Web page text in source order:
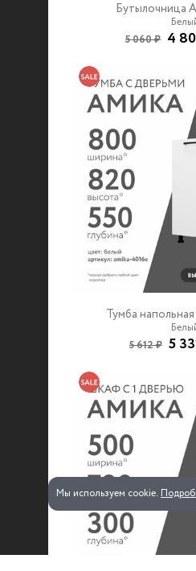
Мы используем cookie.
Бутылочница
5 060 ₽ 4
Тумба
5 612 ₽ 5